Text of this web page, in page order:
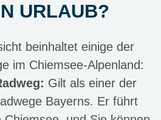
URLAUB?
beinhaltet einige der
im Chiemsee-Alpenland:
Gilt als einer der
Bayerns. Er führt